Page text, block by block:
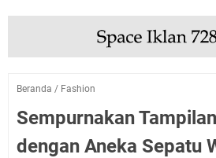
Beranda / Fashion
Sempurnakan
dengan Aneka Sepatu